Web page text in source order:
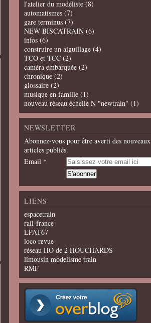
l'atelier du modéliste (8)
automatismes (7)
gare terminus (7)
NEW BISCATRAIN (6)
infos (6)
construire un aiguillage (4)
TCO et TCC (2)
caméra embarquée (2)
chronique (2)
glossaire (2)
musique en famille (1)
nouveau réseau échelle N "newtrain" (1)
NEWSLETTER
Abonnez-vous pour être averti des nouveaux
articles publiés.
Email
LIENS
espacetrain
rail-france
LPAT67
loco revue
réseau HO de 2 HOUCHARDS
limousin modelisme train
RMF